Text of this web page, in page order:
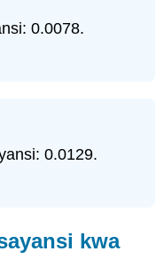
0.0078.
0.0129.
kwa